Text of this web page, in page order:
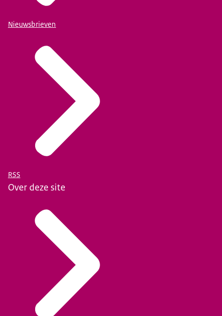
Nieuwsbrieven
RSS
Over deze site